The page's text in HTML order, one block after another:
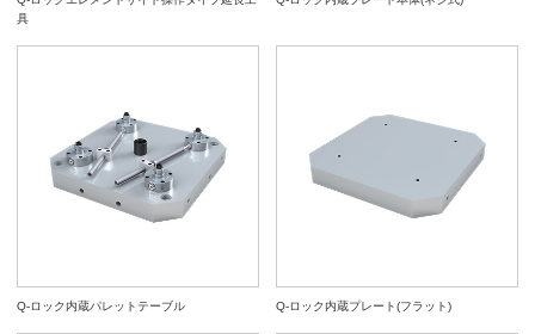
具
Q-ロック内蔵パレットテーブル Q-ロック内蔵プレート(フラット)